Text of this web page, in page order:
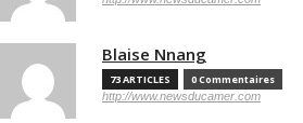
Blaise Nnang
73 ARTICLES 0 Commentaires
http://www.newsducamer.com